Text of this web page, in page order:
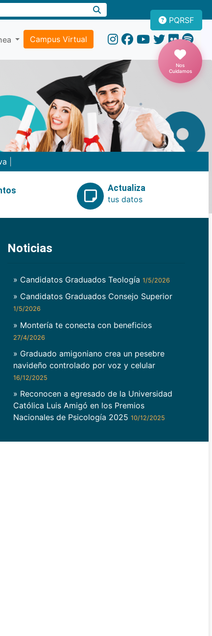
Campus Virtual
PQRSF
Nos
Cuidamos
Actualiza
tus datos
Noticias
» Candidatos Graduados Teología 1/5/2026
» Candidatos Graduados Consejo Superior
1/5/2026
» Montería te conecta con beneficios
27/4/2026
» Graduado amigoniano crea un pesebre
navideño controlado por voz y celular
16/12/2025
» Reconocen a egresado de la Universidad
Católica Luis Amigó en los Premios
Nacionales de Psicología 2025 10/12/2025